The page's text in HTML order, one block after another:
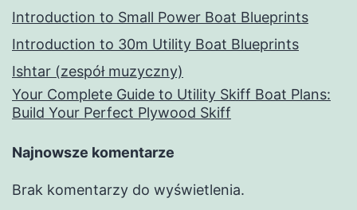
Introduction to Small Power Boat Blueprints
Introduction to 30m Utility Boat Blueprints
Ishtar (zespół muzyczny)
Your Complete Guide to Utility Skiff Boat Plans:
Build Your Perfect Plywood Skiff
Najnowsze komentarze
Brak komentarzy do wyświetlenia.